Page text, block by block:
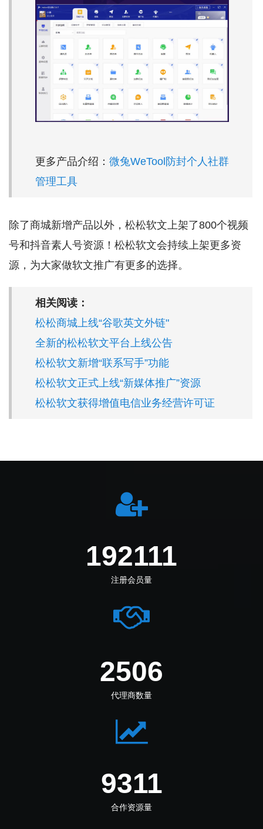
更多产品介绍： 微兔WeTool防封个人社群
管理工具
除了商城新增产品以外，松松软文上架了800个视频
号和抖音素人号资源！松松软文会持续上架更多资
源，为大家做软文推广有更多的选择。
相关阅读：
松松商城上线“谷歌英文外链"
全新的松松软文平台上线公告
松松软文新增“联系写手”功能
松松软文正式上线“新媒体推广”资源
松松软文获得增值电信业务经营许可证
233277
注册会员量
3084
代理商数量
11460
合作资源量